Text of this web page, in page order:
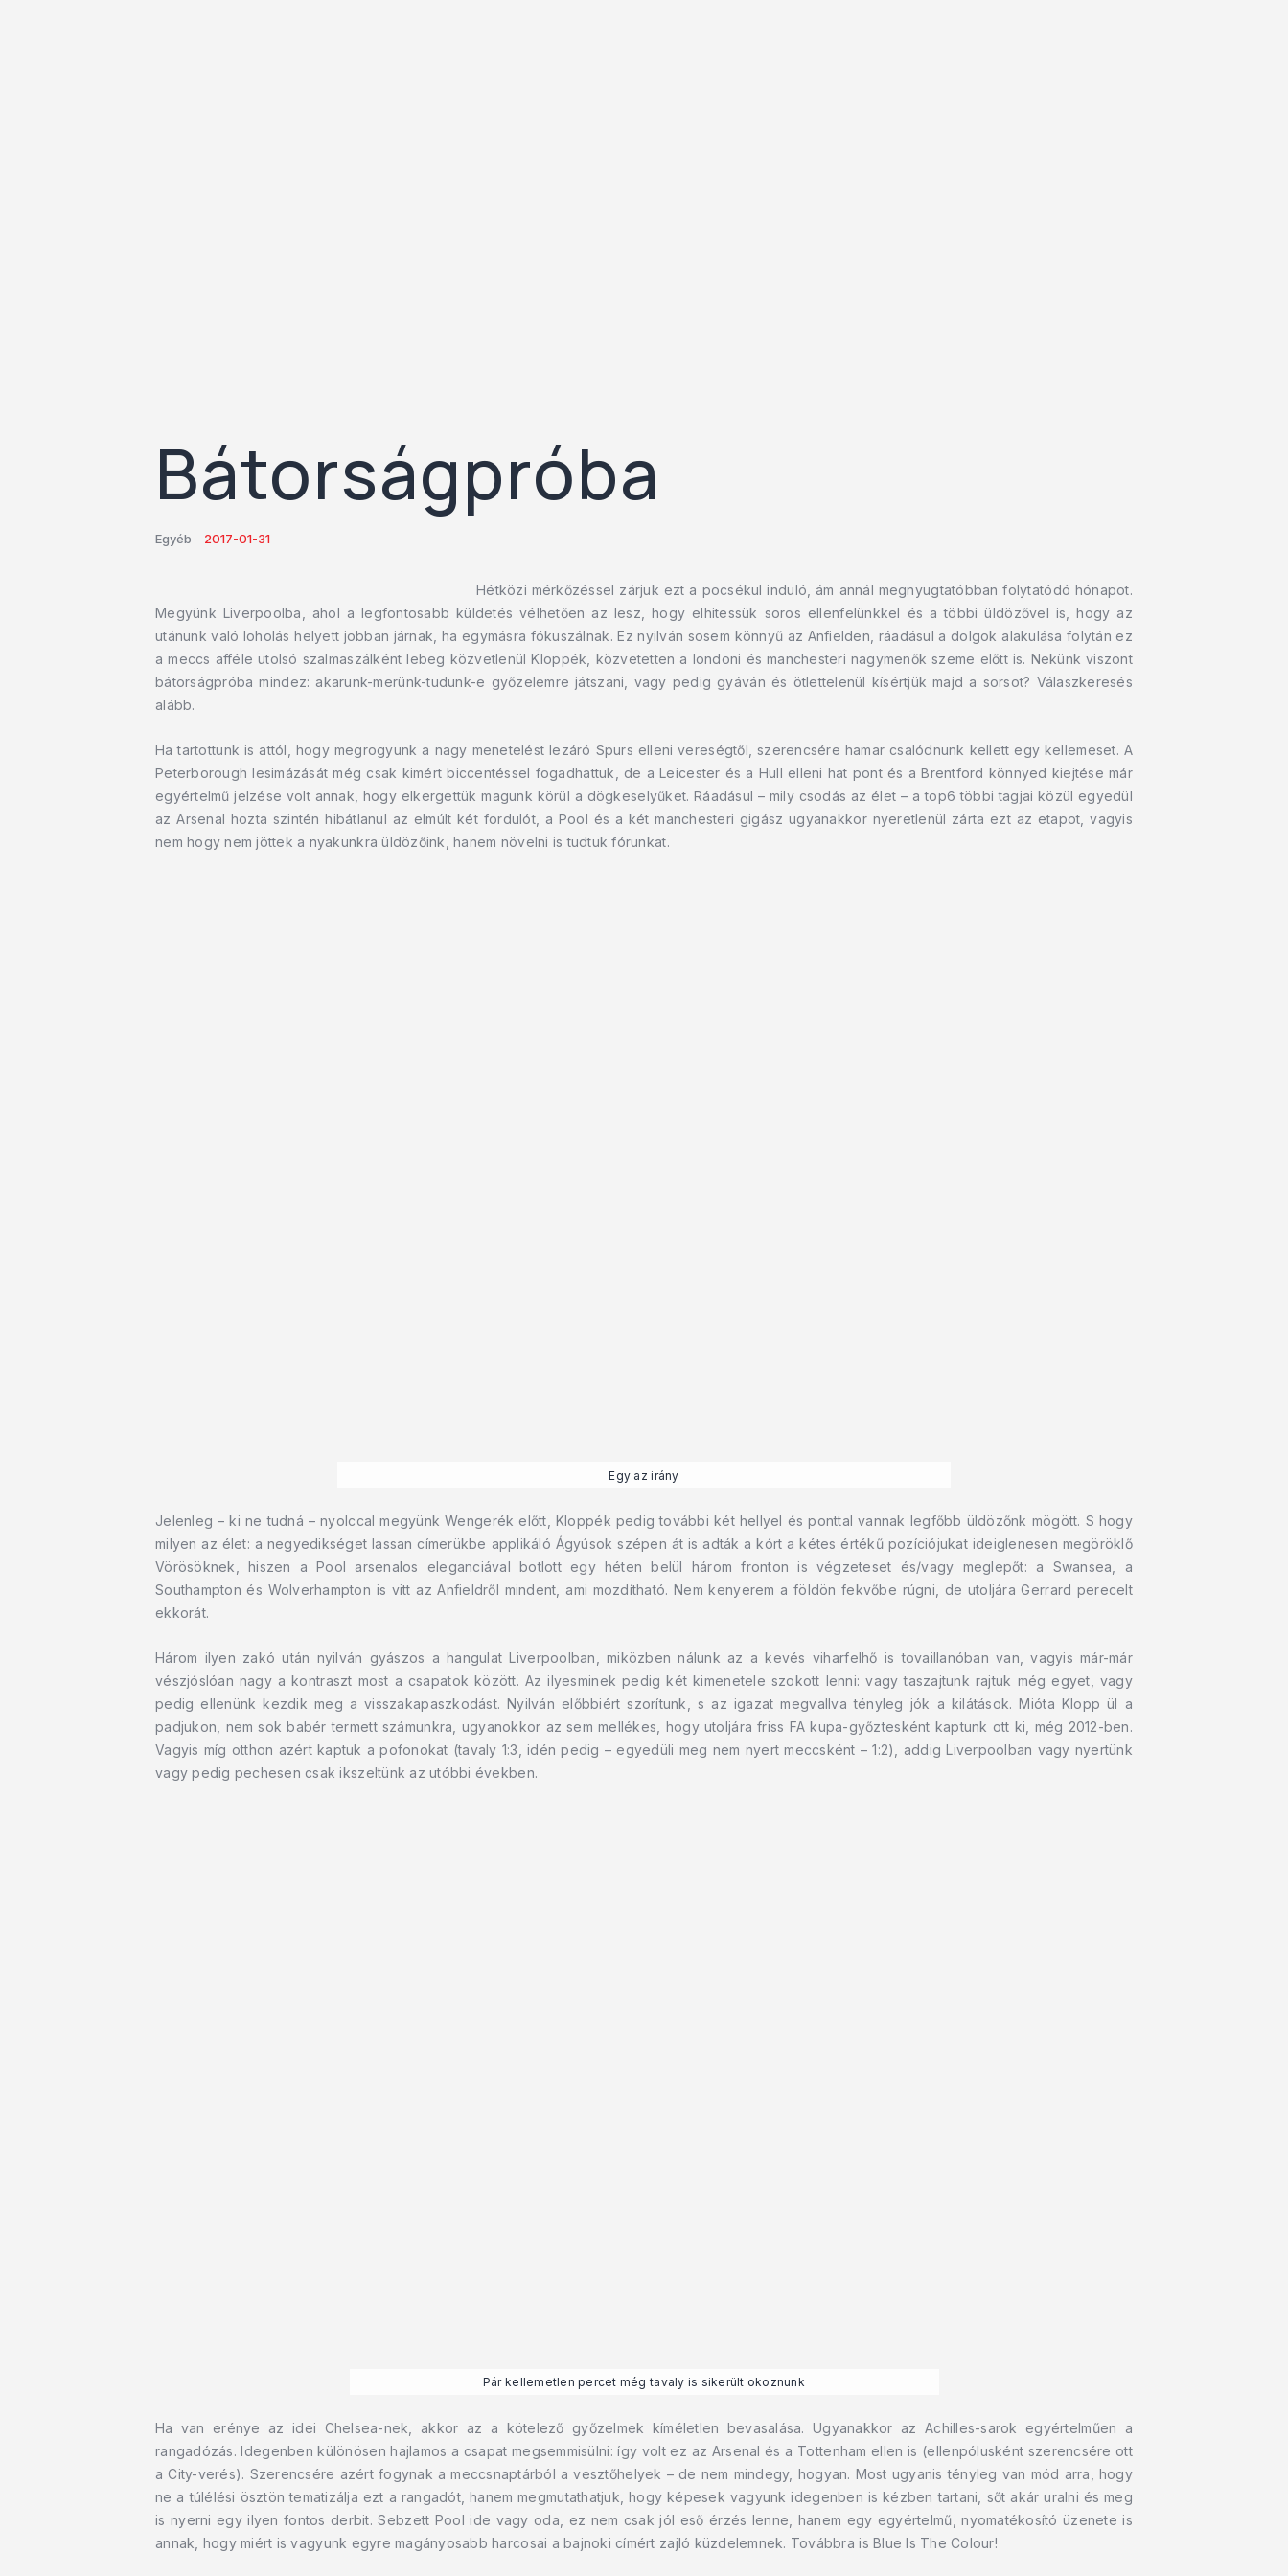
Bátorságpróba
Egyéb 2017-01-31
Hétközi mérkőzéssel zárjuk ezt a pocsékul induló, ám annál megnyugtatóbban folytatódó hónapot.
Megyünk Liverpoolba, ahol a legfontosabb küldetés vélhetően az lesz, hogy elhitessük soros ellenfelünkkel és a többi üldözővel is, hogy az
utánunk való loholás helyett jobban járnak, ha egymásra fókuszálnak. Ez nyilván sosem könnyű az Anfielden, ráadásul a dolgok alakulása folytán ez
a meccs afféle utolsó szalmaszálként lebeg közvetlenül Kloppék, közvetetten a londoni és manchesteri nagymenők szeme előtt is. Nekünk viszont
bátorságpróba mindez: akarunk-merünk-tudunk-e győzelemre játszani, vagy pedig gyáván és ötlettelenül kísértjük majd a sorsot? Válaszkeresés
alább.
Ha tartottunk is attól, hogy megrogyunk a nagy menetelést lezáró Spurs elleni vereségtől, szerencsére hamar csalódnunk kellett egy kellemeset. A
Peterborough lesimázását még csak kimért biccentéssel fogadhattuk, de a Leicester és a Hull elleni hat pont és a Brentford könnyed kiejtése már
egyértelmű jelzése volt annak, hogy elkergettük magunk körül a dögkeselyűket. Ráadásul – mily csodás az élet – a top6 többi tagjai közül egyedül
az Arsenal hozta szintén hibátlanul az elmúlt két fordulót, a Pool és a két manchesteri gigász ugyanakkor nyeretlenül zárta ezt az etapot, vagyis
nem hogy nem jöttek a nyakunkra üldözőink, hanem növelni is tudtuk fórunkat.
Egy az irány
Jelenleg – ki ne tudná – nyolccal megyünk Wengerék előtt, Kloppék pedig további két hellyel és ponttal vannak legfőbb üldözőnk mögött. S hogy
milyen az élet: a negyedikséget lassan címerükbe applikáló Ágyúsok szépen át is adták a kórt a kétes értékű pozíciójukat ideiglenesen megöröklő
Vörösöknek, hiszen a Pool arsenalos eleganciával botlott egy héten belül három fronton is végzeteset és/vagy meglepőt: a Swansea, a
Southampton és Wolverhampton is vitt az Anfieldről mindent, ami mozdítható. Nem kenyerem a földön fekvőbe rúgni, de utoljára Gerrard perecelt
ekkorát.
Három ilyen zakó után nyilván gyászos a hangulat Liverpoolban, miközben nálunk az a kevés viharfelhő is tovaillanóban van, vagyis már-már
vészjóslóan nagy a kontraszt most a csapatok között. Az ilyesminek pedig két kimenetele szokott lenni: vagy taszajtunk rajtuk még egyet, vagy
pedig ellenünk kezdik meg a visszakapaszkodást. Nyilván előbbiért szorítunk, s az igazat megvallva tényleg jók a kilátások. Mióta Klopp ül a
padjukon, nem sok babér termett számunkra, ugyanokkor az sem mellékes, hogy utoljára friss FA kupa-győztesként kaptunk ott ki, még 2012-ben.
Vagyis míg otthon azért kaptuk a pofonokat (tavaly 1:3, idén pedig – egyedüli meg nem nyert meccsként – 1:2), addig Liverpoolban vagy nyertünk
vagy pedig pechesen csak ikszeltünk az utóbbi években.
Pár kellemetlen percet még tavaly is sikerült okoznunk
Ha van erénye az idei Chelsea-nek, akkor az a kötelező győzelmek kíméletlen bevasalása. Ugyanakkor az Achilles-sarok egyértelműen a
rangadózás. Idegenben különösen hajlamos a csapat megsemmisülni: így volt ez az Arsenal és a Tottenham ellen is (ellenpólusként szerencsére ott
a City-verés). Szerencsére azért fogynak a meccsnaptárból a vesztőhelyek – de nem mindegy, hogyan. Most ugyanis tényleg van mód arra, hogy
ne a túlélési ösztön tematizálja ezt a rangadót, hanem megmutathatjuk, hogy képesek vagyunk idegenben is kézben tartani, sőt akár uralni és meg
is nyerni egy ilyen fontos derbit. Sebzett Pool ide vagy oda, ez nem csak jól eső érzés lenne, hanem egy egyértelmű, nyomatékosító üzenete is
annak, hogy miért is vagyunk egyre magányosabb harcosai a bajnoki címért zajló küzdelemnek. Továbbra is Blue Is The Colour!